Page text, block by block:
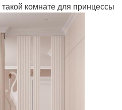
комнате для принцессы